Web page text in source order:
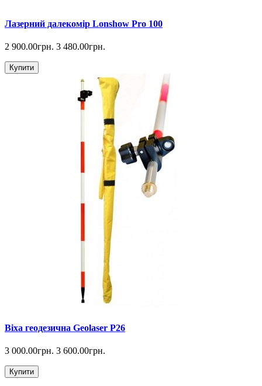
Лазерний далекомір Lonshow Pro 100
2 900.00грн. 3 480.00грн.
Купити
Віха геодезична Geolaser P26
3 000.00грн. 3 600.00грн.
Купити